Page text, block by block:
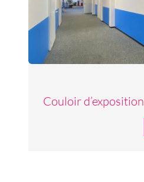
Couloir d’exposition